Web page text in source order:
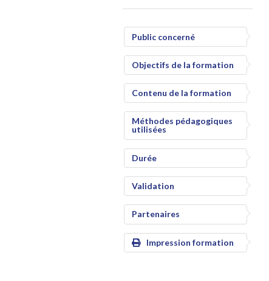
Public concerné
Objectifs de la formation
Contenu de la formation
Méthodes pédagogiques
utilisées
Durée
Validation
Partenaires
Impression formation